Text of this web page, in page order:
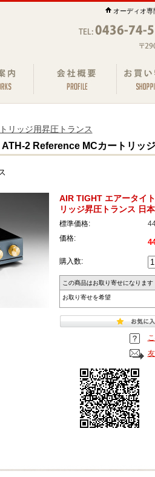
オーディオ
リッジ用昇圧トランス
2 Reference MCカートリッ
AIR TIGHT エアータイ
リッジ昇圧トランス 日
標準価格:
価格:
購入数:
この商品はお取り寄せになります
お取り寄せを希望